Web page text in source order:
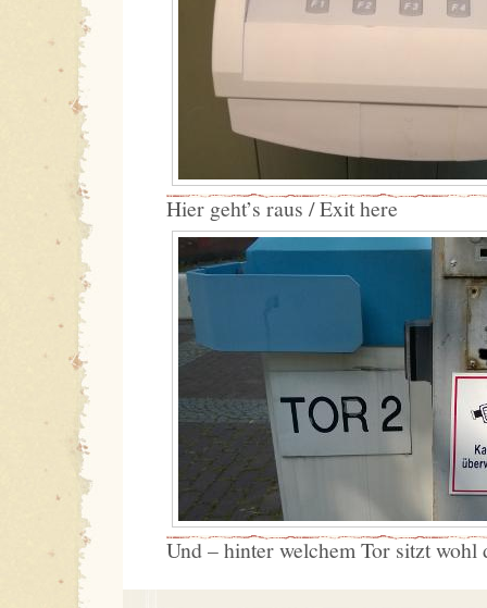
Hier geht’s raus / Exit here
Und – hinter welchem Tor sitzt wohl